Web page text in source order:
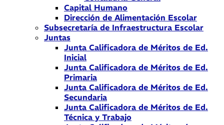
Capital Humano
Dirección de Alimentación Escolar
Subsecretaría de Infraestructura Escolar
Juntas
Junta Calificadora de Méritos de Ed.
Inicial
Junta Calificadora de Méritos de Ed.
Primaria
Junta Calificadora de Méritos de Ed.
Secundaria
Junta Calificadora de Méritos de Ed.
Técnica y Trabajo